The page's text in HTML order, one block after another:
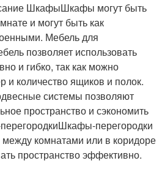
ШкафыШкафы могут быть
и могут быть как
Мебель для
позволяет использовать
и гибко, так как можно
и количество ящиков и полок.
системы позволяют
пространство и сэкономить
перегородки
комнатами или в коридоре
пространство эффективно.